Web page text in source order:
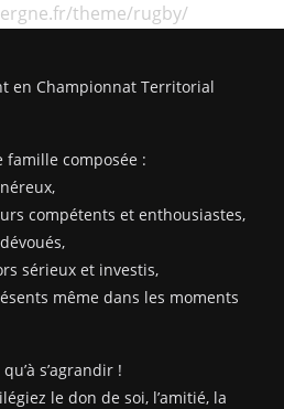
theme/rugby/
en Championnat Territorial
famille composée :
compétents et enthousiastes,
sérieux et investis,
même dans les moments
s’agrandir !
le don de soi, l’amitié, la